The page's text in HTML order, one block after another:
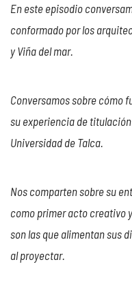
En este episodio
conformado por los
y Viña del mar.
Conversamos sobre cómo
su experiencia de
Universidad de Talca.
Nos comparten sobre su
como primer acto creativo
son las que alimentan sus
al proyectar.